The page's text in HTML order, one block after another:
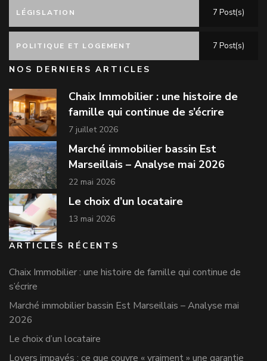
LÉGISLATION 7 Post(s)
POLITIQUE ET LOGEMENT 7 Post(s)
NOS DERNIERS ARTICLES
Chaix Immobilier : une histoire de
famille qui continue de s’écrire
7 juillet 2026
Marché immobilier bassin Est
Marseillais – Analyse mai 2026
22 mai 2026
Le choix d’un locataire
13 mai 2026
ARTICLES RÉCENTS
Chaix Immobilier : une histoire de famille qui continue de
s’écrire
Marché immobilier bassin Est Marseillais – Analyse mai
2026
Le choix d’un locataire
Loyers impayés : ce que couvre « vraiment » une garantie